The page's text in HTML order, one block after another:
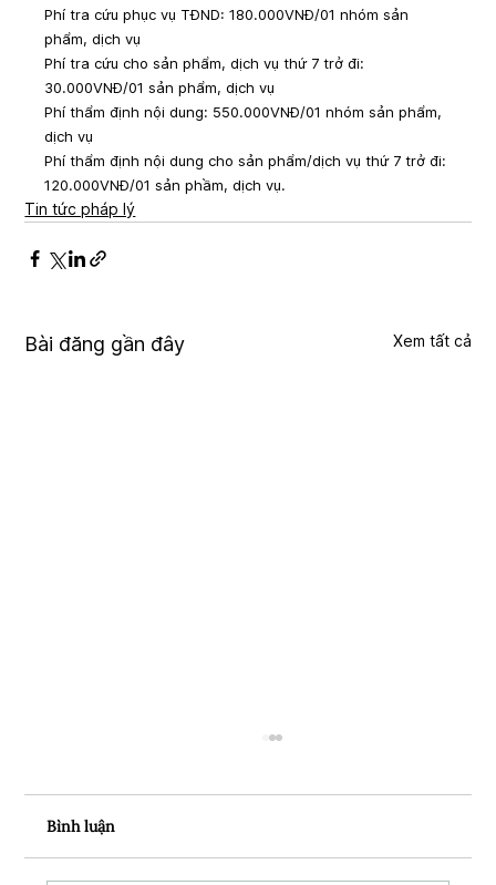
Phí tra cứu phục vụ TĐND: 180.000VNĐ/01 nhóm sản
phẩm, dịch vụ
Phí tra cứu cho sản phẩm, dịch vụ thứ 7 trở đi:
30.000VNĐ/01 sản phẩm, dịch vụ
Phí thẩm định nội dung: 550.000VNĐ/01 nhóm sản phẩm,
dịch vụ
Phí thẩm định nội dung cho sản phẩm/dịch vụ thứ 7 trở đi:
120.000VNĐ/01 sản phầm, dịch vụ.
Tin tức pháp lý
Bài đăng gần đây Xem tất cả
Bình luận